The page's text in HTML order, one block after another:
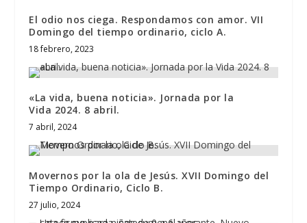
El odio nos ciega. Respondamos con amor. VII
Domingo del tiempo ordinario, ciclo A.
18 febrero, 2023
«La vida, buena noticia». Jornada por la
Vida 2024. 8 abril.
7 abril, 2024
Movernos por la ola de Jesús. XVII Domingo del
Tiempo Ordinario, Ciclo B.
27 julio, 2024